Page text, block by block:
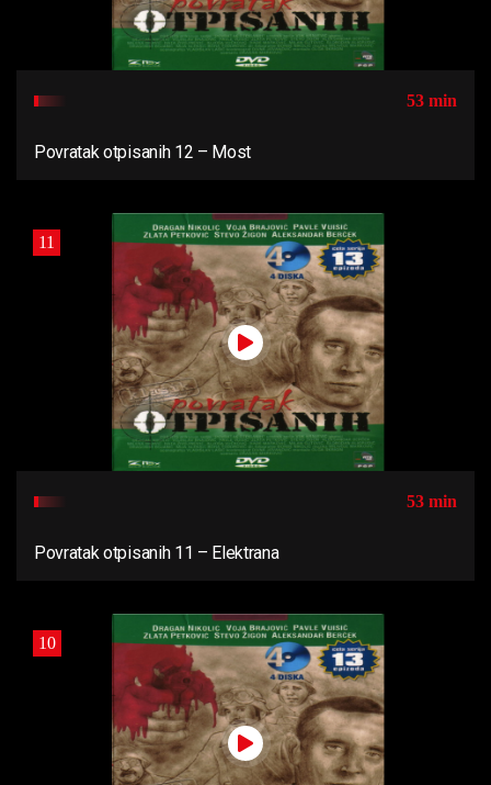
53 min
Povratak otpisanih 12 – Most
11
53 min
Povratak otpisanih 11 – Elektrana
10